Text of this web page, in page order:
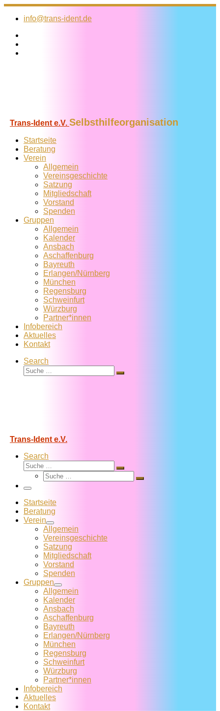
Zum
Inhalt
info@trans-ident.de
Trans-Ident e.V. Selbsthilfeorganisation
Startseite
Beratung
Verein
Allgemein
Vereins­geschichte
Satzung
Mitglied­schaft
Vorstand
Spenden
Gruppen
Allgemein
Kalender
Ansbach
Aschaffenburg
Bayreuth
Erlangen/Nürnberg
München
Regensburg
Schweinfurt
Würzburg
Partner*innen
Infobereich
Aktuelles
Kontakt
Search
Suche
Suche
Trans-Ident e.V.
Search
Suche
Suche
Suche
Suche
Menü
Startseite
Beratung
Verein
Allgemein
Vereins­geschichte
Satzung
Mitglied­schaft
Vorstand
Spenden
Gruppen
Allgemein
Kalender
Ansbach
Aschaffenburg
Bayreuth
Erlangen/Nürnberg
München
Regensburg
Schweinfurt
Würzburg
Partner*innen
Infobereich
Aktuelles
Kontakt